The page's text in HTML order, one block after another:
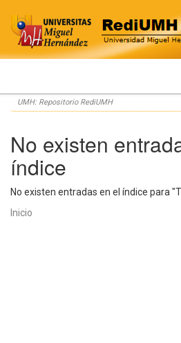
Skip
navigation
UMH: Repositorio RediUMH
No existen
índice
No existen entradas en el índice para
Inicio